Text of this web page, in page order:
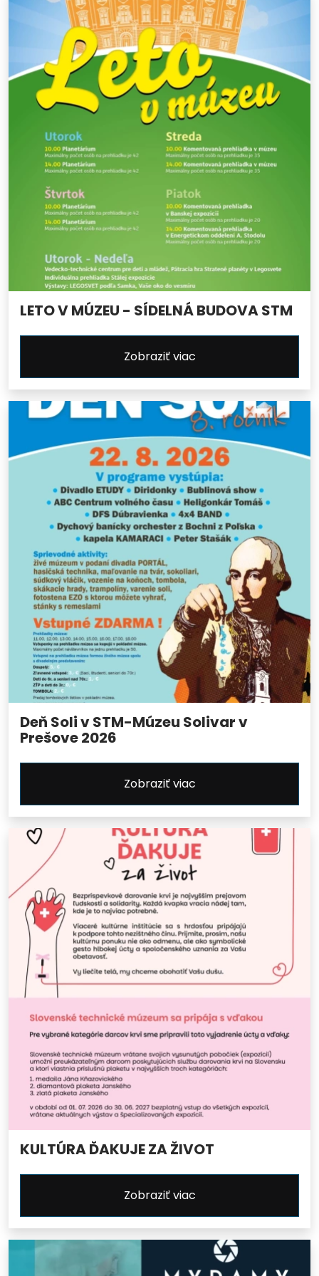
LETO V MÚZEU - SÍDELNÁ BUDOVA STM
Zobraziť viac
Deň Soli v STM-Múzeu Solivar v
Prešove 2026
Zobraziť viac
KULTÚRA ĎAKUJE ZA ŽIVOT
Zobraziť viac